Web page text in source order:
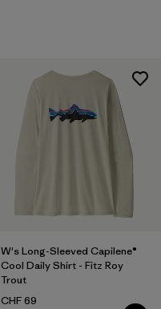
W's Long-Sleeved Capilene®
Cool Daily Shirt - Fitz Roy
Trout
CHF 69